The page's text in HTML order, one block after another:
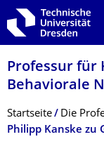
Zur Hauptnavigation
Zur Suche springen
Zum Inhalt springen
Professur für
Behaviorale
Breadcrumb-Menü
Startseite Die